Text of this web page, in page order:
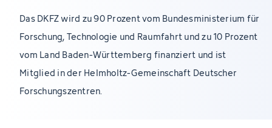
Das DKFZ wird zu 90 Prozent vom Bundesministerium für
Forschung, Technologie und Raumfahrt und zu 10 Prozent
vom Land Baden-Württemberg finanziert und ist
Mitglied in der Helmholtz-Gemeinschaft Deutscher
Forschungszentren.